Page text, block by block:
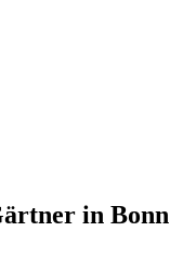
in Bonn